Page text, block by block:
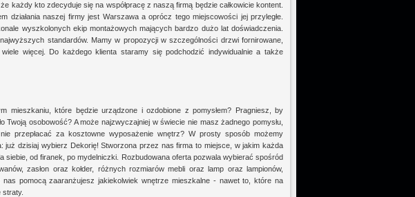
każdy kto zdecyduje się na współpracę z naszą firmą będzie całkowicie kontent.
działania naszej firmy jest Warszawa a oprócz tego miejscowości jej przyległe.
wyszkolonych ekip montażowych mających bardzo dużo lat doświadczenia.
standardów. Mamy w propozycji w szczególności drzwi fornirowane,
więcej. Do każdego klienta staramy się podchodzić indywidualnie a także
mieszkaniu, które będzie urządzone i ozdobione z pomysłem? Pragniesz, by
Twoją osobowość? A może najzwyczajniej w świecie nie masz żadnego pomysłu,
przepłacać za kosztowne wyposażenie wnętrz? W prosty sposób możemy
już dzisiaj wybierz Dekorię! Stworzona przez nas firma to miejsce, w jakim każda
od firanek, po mydelniczki. Rozbudowana oferta pozwala wybierać spośród
zasłon oraz kołder, różnych rozmiarów mebli oraz lamp oraz lampionów,
pomocą zaaranżujesz jakiekolwiek wnętrze mieszkalne - nawet to, które na